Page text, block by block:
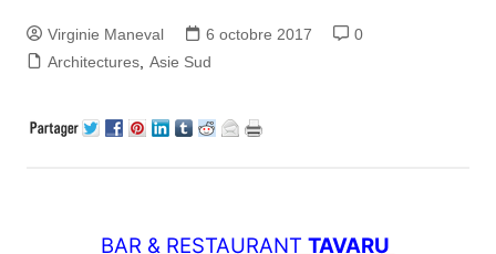
Virginie Maneval 6 octobre 2017
0
Architectures, Asie Sud
BAR & RESTAURANTTAVARU